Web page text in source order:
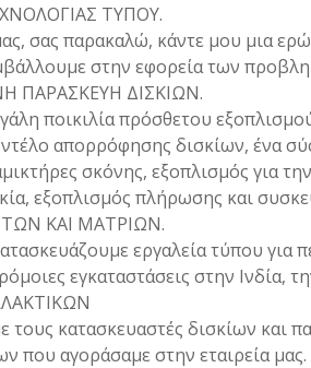
ΤΥΠΟΥ.
σας παρακαλώ, κάντε μου μια
στην εφορεία των
ΠΑΡΑΣΚΕΥΗ ΔΙΣΚΙΩΝ.
ποικιλία πρόσθετου
απορρόφησης δισκίων, ένα
σκόνης, εξοπλισμός για
εξοπλισμός πλήρωσης και
ΚΑΙ ΜΑΤΡΙΩΝ.
εργαλεία τύπου για
εγκαταστάσεις στην Ινδία,
τους κατασκευαστές δισκίων και
που αγοράσαμε στην εταιρεία μας.